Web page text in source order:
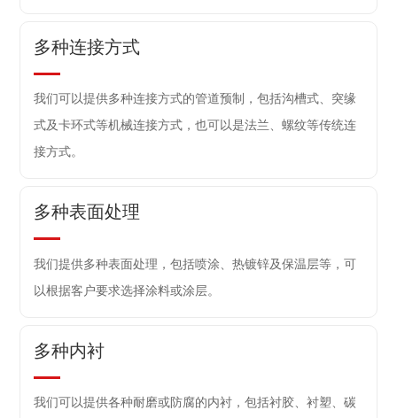
多种连接方式
我们可以提供多种连接方式的管道预制，包括沟槽式、突缘
式及卡环式等机械连接方式，也可以是法兰、螺纹等传统连
接方式。
多种表面处理
我们提供多种表面处理，包括喷涂、热镀锌及保温层等，可
以根据客户要求选择涂料或涂层。
多种内衬
我们可以提供各种耐磨或防腐的内衬，包括衬胶、衬塑、碳